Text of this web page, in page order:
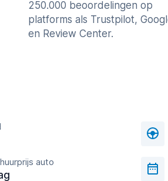
250.000 beoordelingen op
platforms als Trustpilot,
en Review Center.
auto